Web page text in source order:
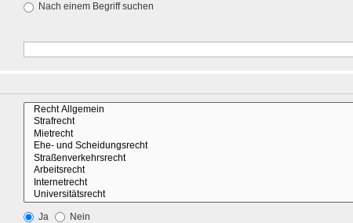
Nach einem Begriff suchen
Ja
Nein